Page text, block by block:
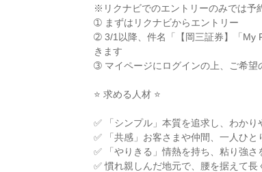
※リクナビでのエントリーのみでは予
➀ まずはリクナビからエントリー
➁ 3/1以降、件名「【岡三証券】「My
きます
➂ マイページにログインの上、ご希望
⭐ 求める人材 ⭐
✅ 「シンプル」本質を追求し、わかり
✅ 「共感」お客さまや仲間、一人ひと
✅ 「やりきる」情熱を持ち、粘り強さ
✅ 慣れ親しんだ地元で、腰を据えて長